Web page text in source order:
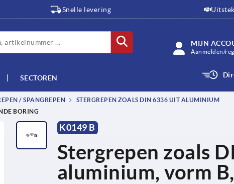
Snelle levering
MIJN
Aanmelden/
SECTOREN
/ SPANGREPEN
STERGREPEN ZOALS DIN 6336 UIT ALUMINIUM
BORING
K0149 B
Stergrepen zoals
aluminium, vorm